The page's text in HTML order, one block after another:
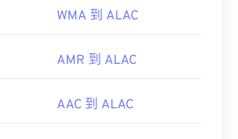
WMA 到 ALAC
AMR 到 ALAC
AAC 到 ALAC